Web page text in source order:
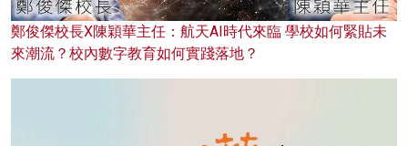
鄭俊傑校長X陳穎華主任：航天AI時代來臨 學校如何緊貼未
來潮流？校內數字教育如何實踐落地？